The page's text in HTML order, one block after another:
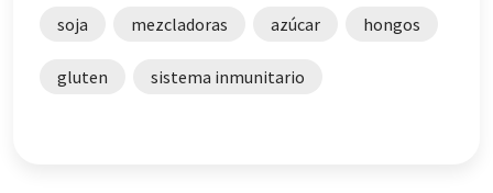
vocabulario, sintaxis o gramática. El artículo original en
Alemán se puede encontraraquí
soja mezcladoras azúcar hongos
gluten sistema inmunitario